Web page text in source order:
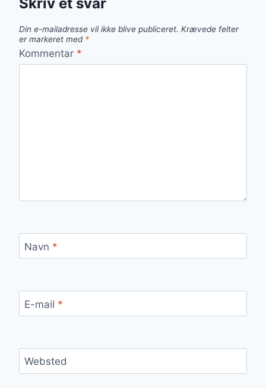
Din e-mailadresse vil ikke blive publiceret. Krævede felter
er markeret med *
Kommentar *
Navn *
E-mail *
Websted